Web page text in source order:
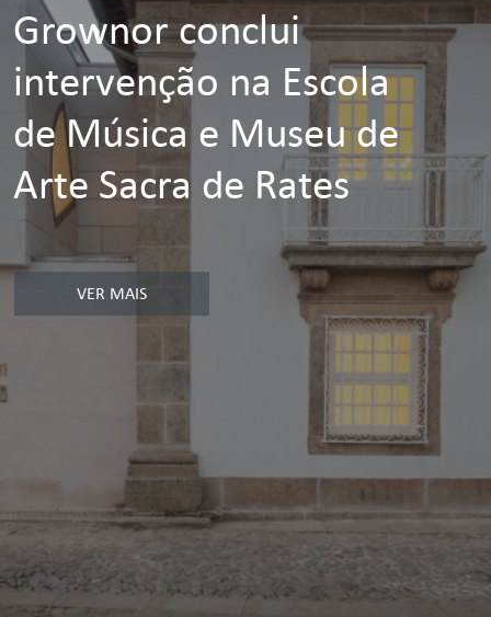
Grownor conclui
intervenção na Escola
de Música e Museu de
Arte Sacra de Rates
VER MAIS